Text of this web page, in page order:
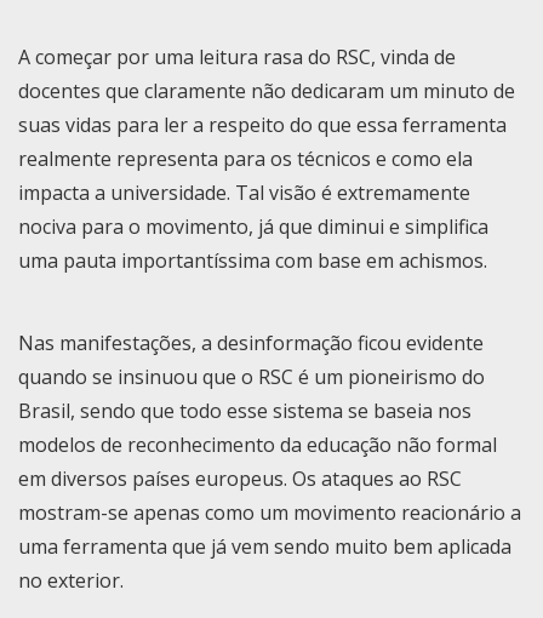
A começar por uma leitura rasa do RSC, vinda de
docentes que claramente não dedicaram um minuto de
suas vidas para ler a respeito do que essa ferramenta
realmente representa para os técnicos e como ela
impacta a universidade. Tal visão é extremamente
nociva para o movimento, já que diminui e simplifica
uma pauta importantíssima com base em achismos.
Nas manifestações, a desinformação ficou evidente
quando se insinuou que o RSC é um pioneirismo do
Brasil, sendo que todo esse sistema se baseia nos
modelos de reconhecimento da educação não formal
em diversos países europeus. Os ataques ao RSC
mostram-se apenas como um movimento reacionário a
uma ferramenta que já vem sendo muito bem aplicada
no exterior.